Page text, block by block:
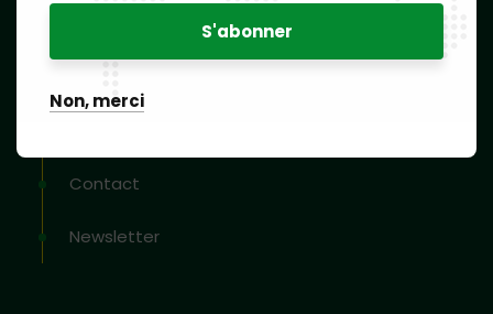
Contact
Newsletter
Non, merci